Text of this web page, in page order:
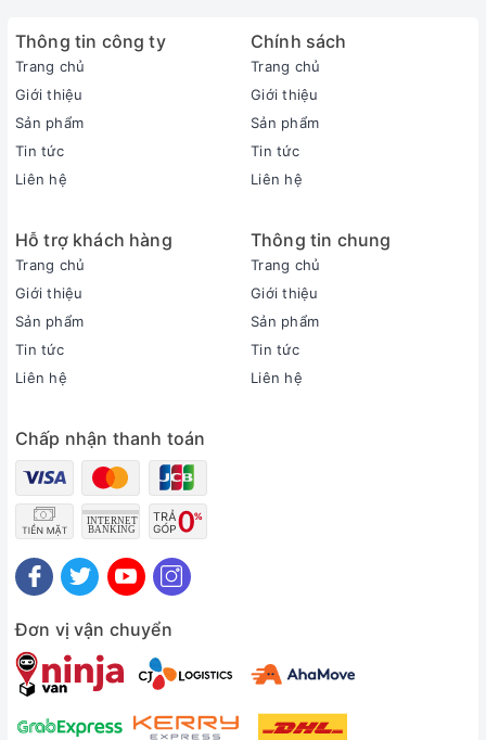
Tổng quan sản phẩm
Loại Tivi:
Tivi Khung Tranh
Kích cỡ màn hình:
Độ phân giải:
4K (Ultra HD)
Loại màn hình:
LED viền kết hợp Dual LED
Hệ điều hành:
Thông tin công ty
Trang chủ
Giới thiệu
Sản phẩm
Tin tức
Liên hệ
Chính sách
Trang chủ
Giới thiệu
Sản phẩm
Tin tức
Liên hệ
Hỗ trợ khách hàng
Trang chủ
Giới thiệu
Sản phẩm
Tin tức
Liên hệ
Thông tin chung
Trang chủ
Giới thiệu
Sản phẩm
Tin tức
Liên hệ
Chấp nhận thanh toán
Đơn vị vận chuyển